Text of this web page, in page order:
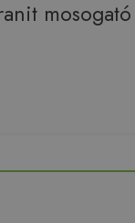
mosogató